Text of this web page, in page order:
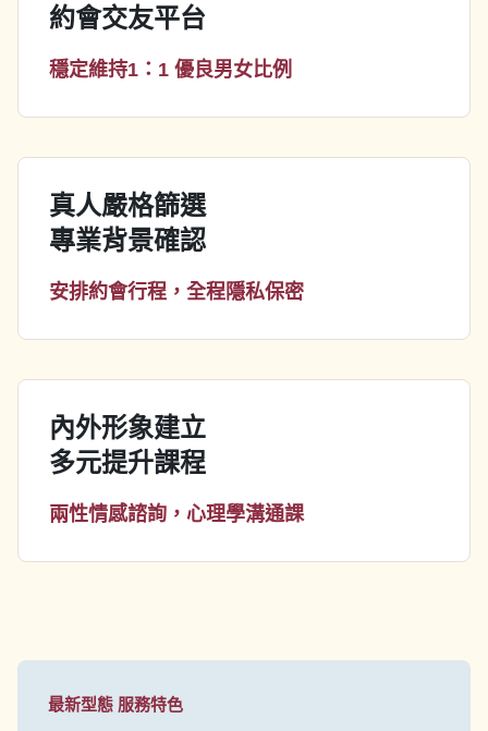
約會交友平台
穩定維持1：1 優良男女比例
真人嚴格篩選
專業背景確認
安排約會行程，全程隱私保密
內外形象建立
多元提升課程
兩性情感諮詢，心理學溝通課
最新型態 服務特色